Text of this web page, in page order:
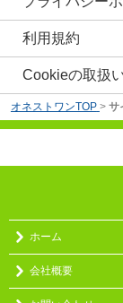
利用規約
Cookieの取扱
オネストワンTOP > サ
ホーム
会社概要